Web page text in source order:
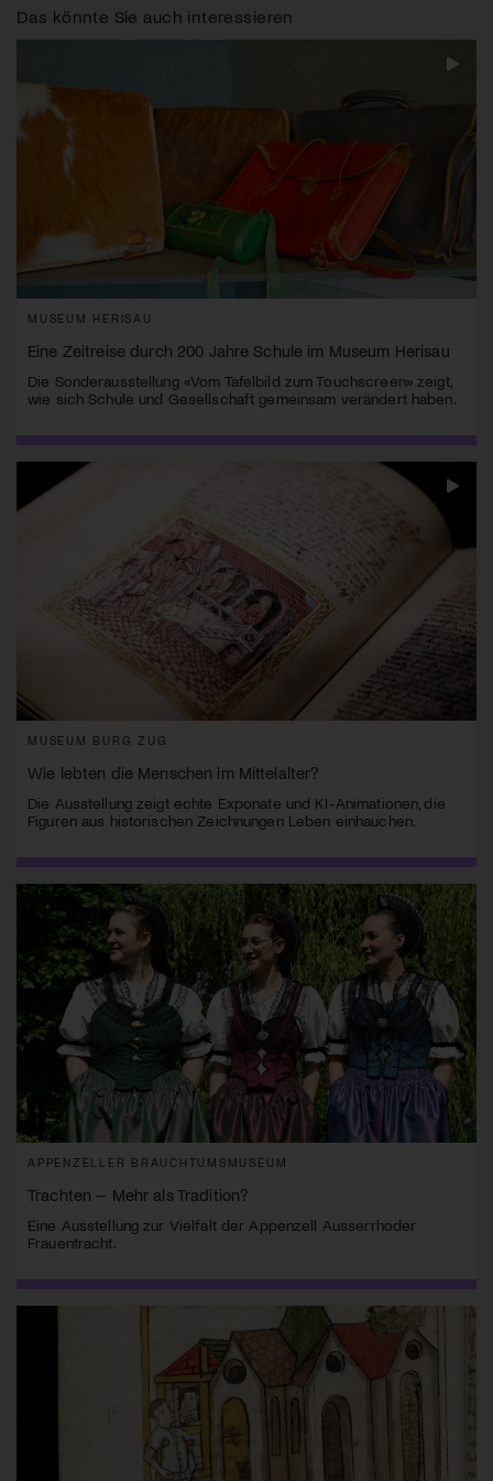
Das könnte Sie auch interessieren
MUSEUM HERISAU
Eine Zeitreise durch 200 Jahre Schule im Museum Herisau
Die Sonderausstellung «Vom Tafelbild zum Touchscreen» zeigt,
wie sich Schule und Gesellschaft gemeinsam verändert haben.
MUSEUM BURG ZUG
Wie lebten die Menschen im Mittelalter?
Die Ausstellung zeigt echte Exponate und KI-Animationen, die
Figuren aus historischen Zeichnungen Leben einhauchen.
APPENZELLER BRAUCHTUMSMUSEUM
Trachten – Mehr als Tradition?
Eine Ausstellung zur Vielfalt der Appenzell Ausserrhoder
Frauentracht.